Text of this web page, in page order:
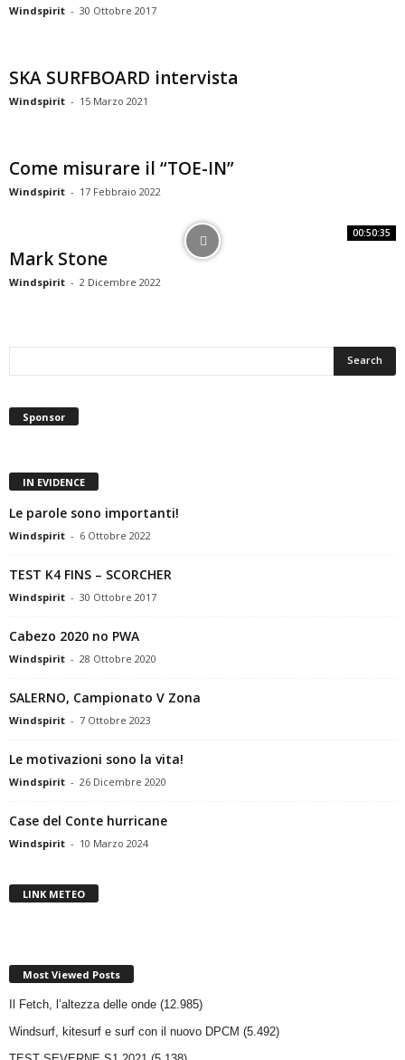
Windspirit - 30 Ottobre 2017
SKA SURFBOARD intervista
Windspirit - 15 Marzo 2021
Come misurare il “TOE-IN”
Windspirit - 17 Febbraio 2022
00:50:35
Mark Stone
Windspirit - 2 Dicembre 2022
Sponsor
IN EVIDENCE
Le parole sono importanti!
Windspirit - 6 Ottobre 2022
TEST K4 FINS – SCORCHER
Windspirit - 30 Ottobre 2017
Cabezo 2020 no PWA
Windspirit - 28 Ottobre 2020
SALERNO, Campionato V Zona
Windspirit - 7 Ottobre 2023
Le motivazioni sono la vita!
Windspirit - 26 Dicembre 2020
Case del Conte hurricane
Windspirit - 10 Marzo 2024
LINK METEO
Most Viewed Posts
Il Fetch, l’altezza delle onde (12.985)
Windsurf, kitesurf e surf con il nuovo DPCM (5.492)